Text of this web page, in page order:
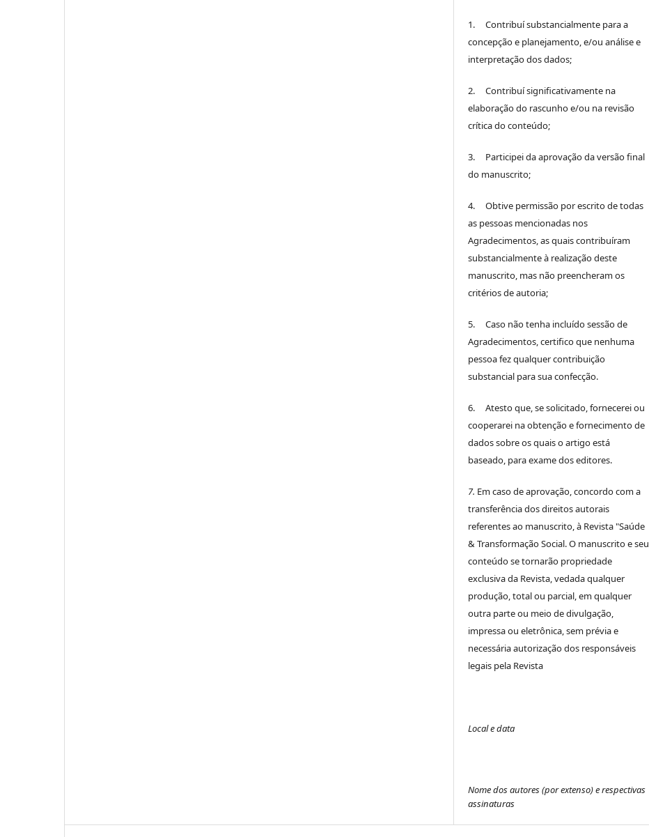
1. Contribuí substancialmente para a
concepção e planejamento, e/ou análise e
interpretação dos dados;
2. Contribuí significativamente na
elaboração do rascunho e/ou na revisão
crítica do conteúdo;
3. Participei da aprovação da versão final
do manuscrito;
4. Obtive permissão por escrito de todas
as pessoas mencionadas nos
Agradecimentos, as quais contribuíram
substancialmente à realização deste
manuscrito, mas não preencheram os
critérios de autoria;
5. Caso não tenha incluído sessão de
Agradecimentos, certifico que nenhuma
pessoa fez qualquer contribuição
substancial para sua confecção.
6. Atesto que, se solicitado, fornecerei ou
cooperarei na obtenção e fornecimento de
dados sobre os quais o artigo está
baseado, para exame dos editores.
7. Em caso de aprovação, concordo com a
transferência dos direitos autorais
referentes ao manuscrito, à Revista "Saúde
& Transformação Social. O manuscrito e seu
conteúdo se tornarão propriedade
exclusiva da Revista, vedada qualquer
produção, total ou parcial, em qualquer
outra parte ou meio de divulgação,
impressa ou eletrônica, sem prévia e
necessária autorização dos responsáveis
legais pela Revista
Local e data
Nome dos autores (por extenso) e respectivas
assinaturas